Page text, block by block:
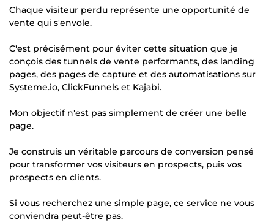
Chaque visiteur perdu représente une opportunité de
vente qui s'envole.
C'est précisément pour éviter cette situation que je
conçois des tunnels de vente performants, des landing
pages, des pages de capture et des automatisations sur
Systeme.io, ClickFunnels et Kajabi.
Mon objectif n'est pas simplement de créer une belle
page.
Je construis un véritable parcours de conversion pensé
pour transformer vos visiteurs en prospects, puis vos
prospects en clients.
Si vous recherchez une simple page, ce service ne vous
conviendra peut-être pas.